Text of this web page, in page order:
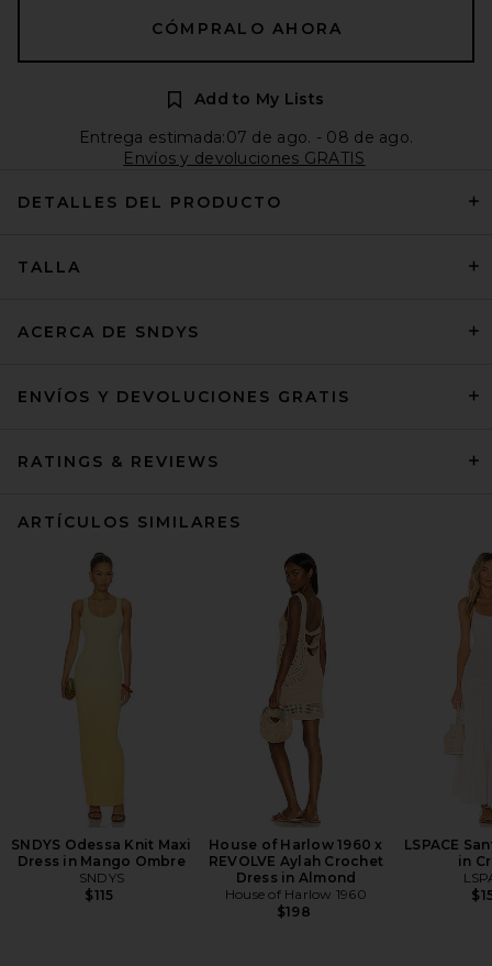
CÓMPRALO AHORA
Add to My Lists
Entrega estimada:07 de ago. - 08 de ago.
Envíos y devoluciones GRATIS
DETALLES DEL PRODUCTO
TALLA
ACERCA DE SNDYS
ENVÍOS Y DEVOLUCIONES GRATIS
RATINGS & REVIEWS
ARTÍCULOS SIMILARES
SNDYS Odessa Knit Maxi
Dress in Mango Ombre
SNDYS
$115
House of Harlow 1960 x
REVOLVE Aylah Crochet
Dress in Almond
House of Harlow 1960
$198
LSPACE
in